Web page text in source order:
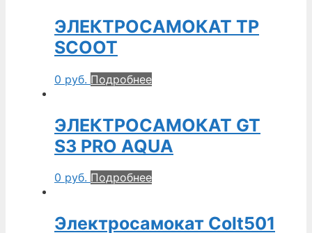
ЭЛЕКТРОСАМОКАТ TP
SCOOT
0 руб. Подробнее
ЭЛЕКТРОСАМОКАТ GT
S3 PRO AQUA
0 руб. Подробнее
Электросамокат Colt501